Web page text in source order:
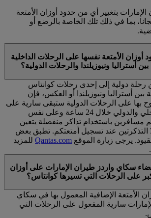
بتغيير أي من حدود أوزان الأمتعة
بما في ذلك تلك الخاصة بالرضع أو
أوزان الأمتعة نفسها على الرحلات الداخلية
أستراليا ونيوزيلندا والرحلات الدولية؟
رحلة دولية إلى إحدى رحلات كوانتاس
بين أستراليا ونيوزيلندا أو العكس، فإن
بها على الرحلات الدولية ستبقى سارية على
القطاعين الداخلي والدولي خلال 24 ساعة وعلى نفس
مسافرين باستخدام تذاكر منفصلة يتعين
التذكرتين عند تسجيل أمتعتكم. تطبق بعض
يرجى زيارة الموقع Qantas.com للمزيد
سكاي واردز طيران الإمارات على أوزان
على الرحلات التي تسيرها كوانتاس؟
الأمتعة الإضافية المعمول بها في سكاي
سارية المفعول على الرحلات التي